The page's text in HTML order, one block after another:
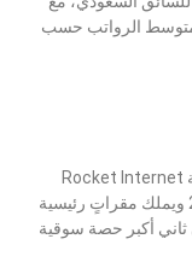
متوسط الرواتب حسب
تطبيق جيني ليس سعوديّ الملكية؛ فهو يتبع شركة Rocket Internet
العالمية، لكنه انطلق أولًا في السعودية عام 2013 ويملك مقراتٍ رئيسية
أكبر حصة سوقية